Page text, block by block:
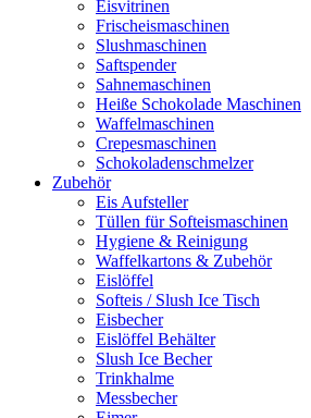
Eisvitrinen
Frischeismaschinen
Slushmaschinen
Saftspender
Sahnemaschinen
Heiße Schokolade Maschinen
Waffelmaschinen
Crepesmaschinen
Schokoladenschmelzer
Zubehör
Eis Aufsteller
Tüllen für Softeismaschinen
Hygiene & Reinigung
Waffelkartons & Zubehör
Eislöffel
Softeis / Slush Ice Tisch
Eisbecher
Eislöffel Behälter
Slush Ice Becher
Trinkhalme
Messbecher